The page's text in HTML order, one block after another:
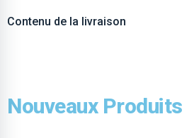
Contenu de la livraison
Nouveaux Produits